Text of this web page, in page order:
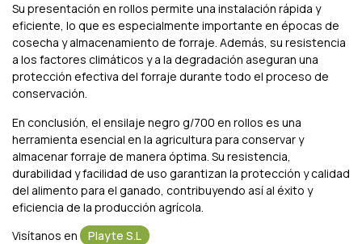
Su presentación en rollos permite una instalación rápida y
eficiente, lo que es especialmente importante en épocas de
cosecha y almacenamiento de forraje. Además, su resistencia
a los factores climáticos y a la degradación aseguran una
protección efectiva del forraje durante todo el proceso de
conservación.
En conclusión, el ensilaje negro g/700 en rollos es una
herramienta esencial en la agricultura para conservar y
almacenar forraje de manera óptima. Su resistencia,
durabilidad y facilidad de uso garantizan la protección y calidad
del alimento para el ganado, contribuyendo así al éxito y
eficiencia de la producción agrícola.
Visítanos en
Playte S.L